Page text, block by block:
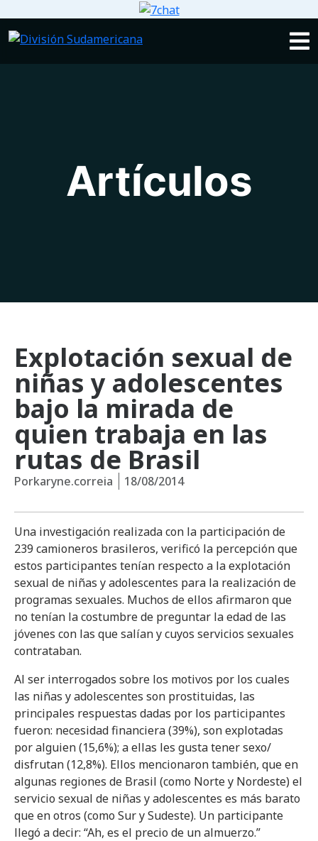
Artículos
Explotación sexual de
niñas y adolescentes
bajo la mirada de
quien trabaja en las
rutas de Brasil
Porkaryne.correia 18/08/2014
Una investigación realizada con la participación de
239 camioneros brasileros, verificó la percepción que
estos participantes tenían respecto a la explotación
sexual de niñas y adolescentes para la realización de
programas sexuales. Muchos de ellos afirmaron que
no tenían la costumbre de preguntar la edad de las
jóvenes con las que salían y cuyos servicios sexuales
contrataban.
Al ser interrogados sobre los motivos por los cuales
las niñas y adolescentes son prostituidas, las
principales respuestas dadas por los participantes
fueron: necesidad financiera (39%), son explotadas
por alguien (15,6%); a ellas les gusta tener sexo/
disfrutan (12,8%). Ellos mencionaron también, que en
algunas regiones de Brasil (como Norte y Nordeste) el
servicio sexual de niñas y adolescentes es más barato
que en otros (como Sur y Sudeste). Un participante
llegó a decir: “Ah, es el precio de un almuerzo.”